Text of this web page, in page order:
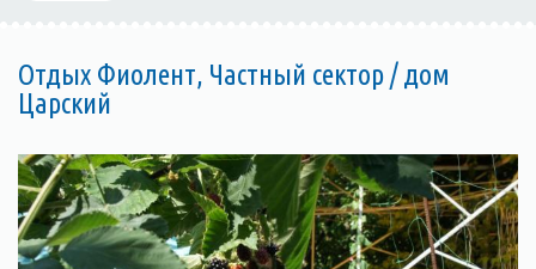
Отдых Фиолент, Частный сектор / дом
Царский